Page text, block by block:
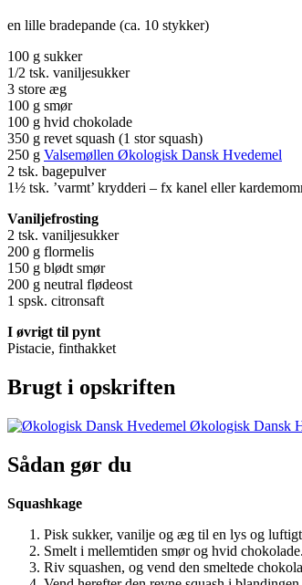
en lille bradepande (ca. 10 stykker)
100 g sukker
1/2 tsk. vaniljesukker
3 store æg
100 g smør
100 g hvid chokolade
350 g revet squash (1 stor squash)
250 g Valsemøllen Økologisk Dansk Hvedemel
2 tsk. bagepulver
1½ tsk. ’varmt’ krydderi – fx kanel eller
Vaniljefrosting
2 tsk. vaniljesukker
200 g flormelis
150 g blødt smør
200 g neutral flødeost
1 spsk. citronsaft
I øvrigt til pynt
Pistacie, finthakket
Brugt i opskriften
Økologisk Dansk
Sådan gør du
Squashkage
Pisk sukker, vanilje og æg til en lys og
Smelt i mellemtiden smør og hvid chokolade.
Riv squashen, og vend den smeltede